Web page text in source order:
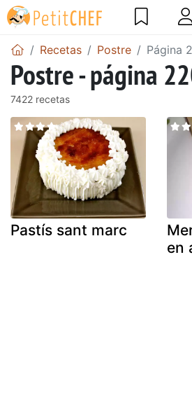
Recetas Postre Página
Postre - página
7422 recetas
Pastís sant marc
en